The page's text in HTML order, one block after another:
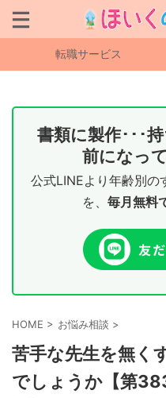
転職サービス
書類に製作･･･
前になっ
公式LINEより年齢別の
を、 毎月無料
HOME > お悩み相談 >
苦手な先生を無く
でしょうか【第